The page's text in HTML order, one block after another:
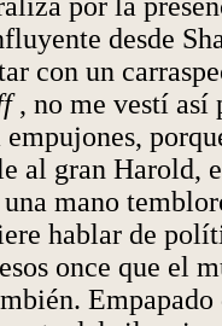
por la
desde
con un
, no me vestí así
al gran Harold,
mano
hablar de
once que el